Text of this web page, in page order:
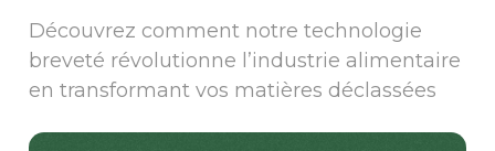
Découvrez comment notre technologie
breveté révolutionne l’industrie alimentaire
en transformant vos matières déclassées